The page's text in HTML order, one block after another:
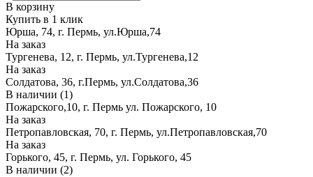
В корзину
Купить в 1 клик
Юрша, 74, г. Пермь, ул.Юрша,74
На заказ
Тургенева, 12, г. Пермь, ул.Тургенева,12
На заказ
Солдатова, 36, г.Пермь, ул.Солдатова,36
В наличии (1)
Пожарского,10, г. Пермь ул. Пожарского, 10
На заказ
Петропавловская, 70, г. Пермь, ул.Петропавловская,70
На заказ
Горького, 45, г. Пермь, ул. Горького, 45
В наличии (2)